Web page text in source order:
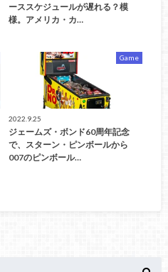
ーススケジュールが遅れる？模
様。アメリカ・カ…
Game
2022.9.25
ジェームズ・ボンド60周年記念
で、スターン・ピンボールから
007のピンボール…